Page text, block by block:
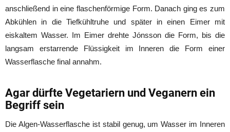
anschließend in eine flaschenförmige Form. Danach ging es zum
Abkühlen in die Tiefkühltruhe und später in einen Eimer mit
eiskaltem Wasser. Im Eimer drehte Jónsson die Form, bis die
langsam erstarrende Flüssigkeit im Inneren die Form einer
Wasserflasche final annahm.
Agar dürfte Vegetariern und Veganern ein
Begriff sein
Die Algen-Wasserflasche ist stabil genug, um Wasser im Inneren